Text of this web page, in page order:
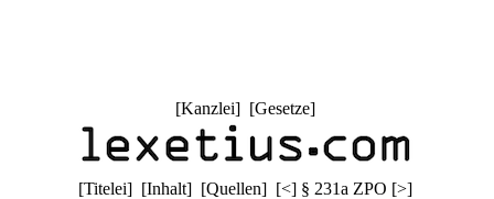
[Kanzlei] [Gesetze]
[Titelei] [Inhalt] [Quellen] [<] § 231a ZPO [>]